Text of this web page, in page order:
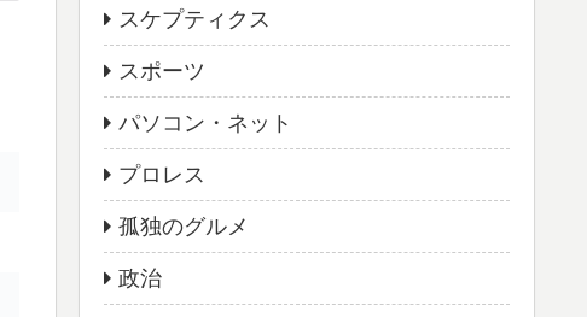
スケプティクス
スポーツ
パソコン・ネット
プロレス
孤独のグルメ
政治